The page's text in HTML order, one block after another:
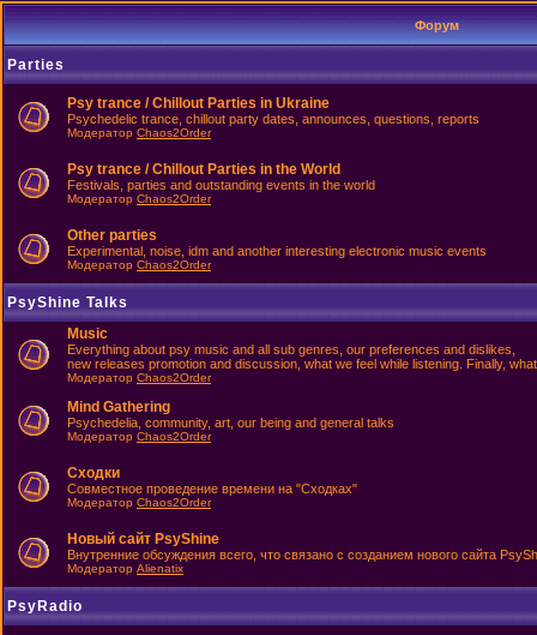
Форум
Parties
Psy trance / Chillout Parties in Ukraine
Psychedelic trance, chillout party dates, announces, questions, reports
Модератор Chaos2Order
Psy trance / Chillout Parties in the World
Festivals, parties and outstanding events in the world
Модератор Chaos2Order
Other parties
Experimental, noise, idm and another interesting electronic music events
Модератор Chaos2Order
PsyShine Talks
Music
Everything about psy music and all sub genres, our preferences and dislikes,
new releases promotion and discussion, what we feel while listening. Finally,
Модератор Chaos2Order
Mind Gathering
Psychedelia, community, art, our being and general talks
Модератор Chaos2Order
Сходки
Совместное проведение времени на "Сходках"
Модератор Chaos2Order
Новый сайт PsyShine
Внутренние обсуждения всего, что связано с созданием нового сайта
Модератор Alienatix
PsyRadio